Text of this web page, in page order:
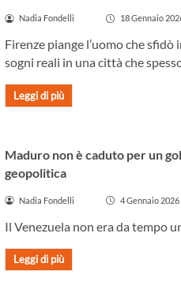
Nadia Fondelli 18 Gennaio
Firenze piange l’uomo che
sogni reali in una città che
Leggi di più
Maduro non è caduto per un
geopolitica
Nadia Fondelli 4 Gennaio 2026
Il Venezuela non era da tempo
Leggi di più